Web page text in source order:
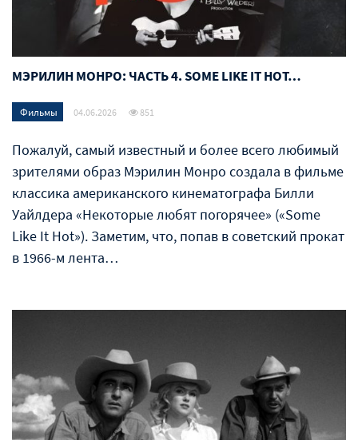
МЭРИЛИН МОНРО: ЧАСТЬ 4. SOME LIKE IT HOT…
Фильмы 04.06.2026 851
Пожалуй, самый известный и более всего любимый
зрителями образ Мэрилин Монро создала в фильме
классика американского кинематографа Билли
Уайлдера «Некоторые любят погорячее» («Some
Like It Hot»). Заметим, что, попав в советский прокат
в 1966-м лента…